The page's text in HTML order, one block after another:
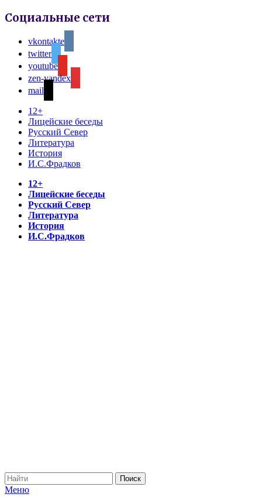
Социальные сети
vkontakte
twitter
youtube
zen-yandex
mail
12+
Лицейские беседы
Русский Север
Литература
История
И.С.Фрадков
12+
Лицейские беседы
Русский Север
Литература
История
И.С.Фрадков
Меню